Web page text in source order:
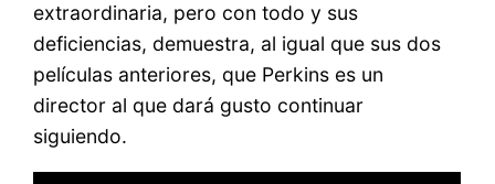
extraordinaria, pero con todo y sus
deficiencias, demuestra, al igual que sus dos
películas anteriores, que Perkins es un
director al que dará gusto continuar
siguiendo.